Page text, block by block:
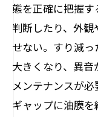
態を正確に把握
判断したり、外
せない。すり減
大きくなり、異
メンテナンスが
ギャップに油膜